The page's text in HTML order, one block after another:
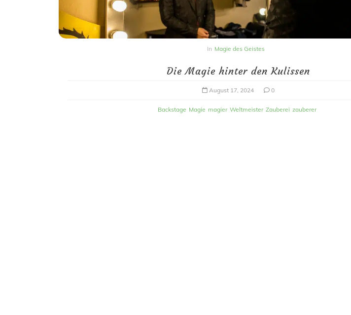
In Magie des Geistes
Die Magie hinter den Kulissen
August 17, 2024 0
Backstage Magie magier Weltmeister Zauberei zauberer